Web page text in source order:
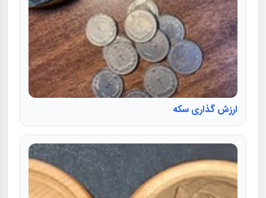
ارزش گذاری سکه